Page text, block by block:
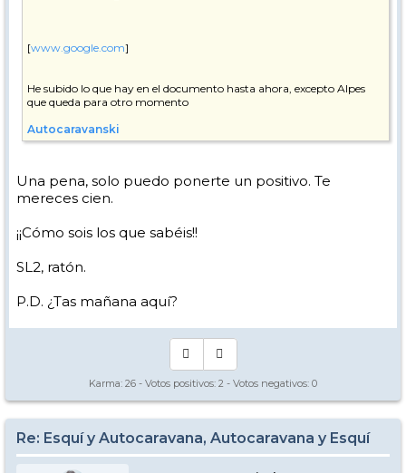
[www.google.com]
He subido lo que hay en el documento hasta ahora, excepto Alpes
que queda para otro momento
Autocaravanski
Una pena, solo puedo ponerte un positivo. Te
mereces cien.
¡¡Cómo sois los que sabéis!!
SL2, ratón.
P.D. ¿Tas mañana aquí?
Karma: 26 - Votos positivos: 2 - Votos negativos: 0
Re: Esquí y Autocaravana, Autocaravana y Esquí